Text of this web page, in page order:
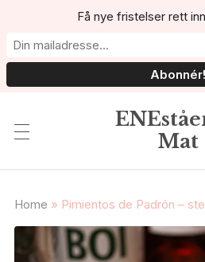
Mat
Home » Pimientos de Padrón –
Få nye fristelser rett